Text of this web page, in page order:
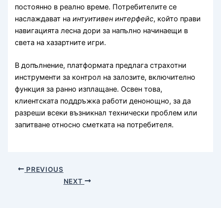
постоянно в реално време. Потребителите се
наслаждават наинтуитивен интерфейс, който прави
навигацията лесна дори за напълно начинаещи в
света на хазартните игри.
В допълнение, платформата предлага страхотни
инструменти за контрол на залозите, включително
функция за ранно изплащане. Освен това,
клиентската поддръжка работи денонощно, за да
разреши всеки възникнал технически проблем или
запитване относно сметката на потребителя.
PREVIOUS
NEXT